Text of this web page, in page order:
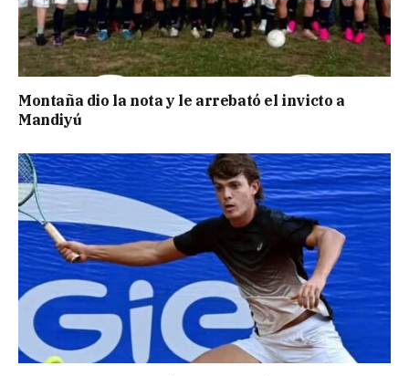
Montaña dio la nota y le arrebató el invicto a
Mandiyú